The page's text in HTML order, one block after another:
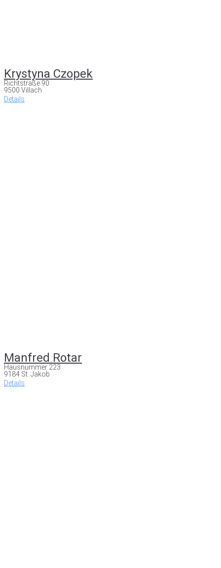
Krystyna Czopek
Richtstraße 90
9500 Villach
Details
Manfred Rotar
Hausnummer 223
9184 St. Jakob
Details